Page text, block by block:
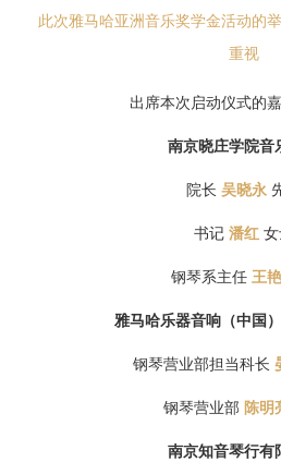
此次雅马哈亚洲音乐奖学金活动的
重视
出席本次启动仪式的
南京晓庄学院音
院长 吴晓永
书记 潘红
钢琴系主任 王艳
雅马哈乐器音响（中国
钢琴营业部担当科长
钢琴营业部 陈明
南京知音琴行有